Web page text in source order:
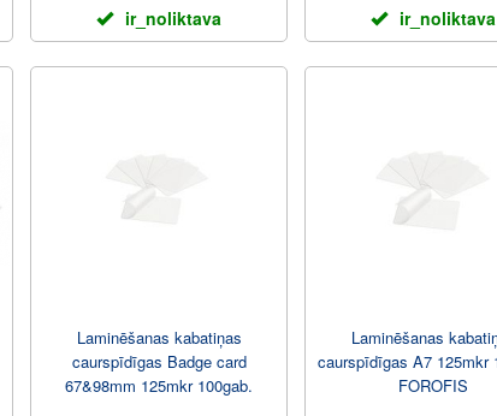
ir_noliktava
ir_noliktava
Laminēšanas kabatiņas
caurspīdīgas Badge card
67&98mm 125mkr 100gab.
Laminēšanas
caurspīdīgas A7 125mkr
FOROFIS